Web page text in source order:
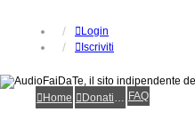
Login
Iscriviti
Home
Donations FAQ